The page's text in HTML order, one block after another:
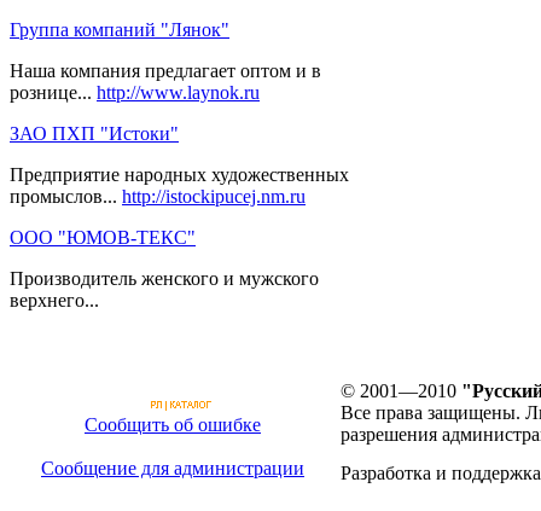
Группа компаний "Лянок"
Наша компания предлагает оптом и в
рознице... http://www.laynok.ru
ЗАО ПХП "Истоки"
Предприятие народных художественных
промыслов... http://istockipucej.nm.ru
ООО "ЮМОВ-ТЕКС"
Производитель женского и мужского
верхнего...
Сообщить об ошибке
Сообщение для администрации
© 2001—2010
Все права защищены.
разрешения
Разработка и